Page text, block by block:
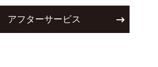
アフターサービス